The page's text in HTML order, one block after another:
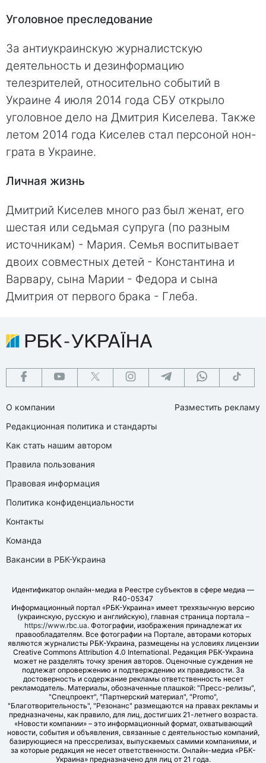
Уголовное преследование
За антиукраинскую журналистскую
деятельность и дезинформацию
телезрителей, относительно событий в
Украине 4 июля 2014 года СБУ открыло
уголовное дело на Дмитрия Киселева. Также
летом 2014 года Киселев стал персоной нон-
грата в Украине.
Личная жизнь
Дмитрий Киселев много раз был женат, его
шестая или седьмая супруга (по разным
источникам) - Мария. Семья воспитывает
двоих совместных детей - Константина и
Варвару, сына Марии - Федора и сына
Дмитрия от первого брака - Глеба.
О компании
Редакционная политика и стандарты
Как стать нашим автором
Правила пользования
Правовая информация
Политика конфиденциальности
Контакты
Команда
Вакансии в РБК-Украина
Разместить рекламу
Идентификатор онлайн-медиа в Реестре субъектов в сфере медиа —
R40-05347
Информационный портал «РБК-Украина» имеет трехязычную версию
(украинскую, русскую и английскую), главная страница портала –
https://www.rbc.ua. Фотографии, изображения принадлежат их
правообладателям. Все фотографии на Портале, авторами которых
являются журналисты РБК-Украина, размещены на условиях лицензии
Creative Commons Attribution 4.0 International. Редакция РБК-Украина
может не разделять точку зрения авторов. Оценочные суждения не
подлежат опровержению и подтверждению их правдивости. За
достоверность и содержание рекламы ответственность несет
рекламодатель. Материалы, обозначенные плашкой: "Пресс-релизы",
"Спецпроект", "Партнерский материал", "Promo",
"Благотворительность", "Резонанс" размещаются на правах рекламы и
предназначены, как правило, для лиц, достигших 21-летнего возраста.
«Новости компании» – это информационный формат, охватывающий
новости, события и объявления, связанные с деятельностью компаний,
базирующиеся на прессрелизах, выпускаемых самими компаниями, и
за которые редакция не несет ответственности. Онлайн-медиа «РБК-
Украина» предназначено для лиц от 21 года.